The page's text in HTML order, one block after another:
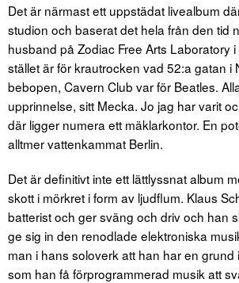
Det är närmast ett uppstädat livealbum
studion och baserat det hela från den tid
husband på Zodiac Free Arts Laboratory
stället är för krautrocken vad 52:a gatan i
bebopen, Cavern Club var för Beatles.
upprinnelse, sitt Mecka. Jo jag har varit
där ligger numera ett mäklarkontor. En
alltmer vattenkammat Berlin.
Det är definitivt inte ett lättlyssnat album
skott i mörkret i form av ljudflum. Klaus
batterist och ger sväng och driv och han
ge sig in den renodlade elektroniska
man i hans soloverk att han har en grund
som han få förprogrammerad musik att